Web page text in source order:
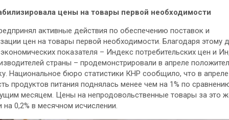
цены на товары первой необходимости
активные действия по обеспечению поставок и
цен на товары первой необходимости. Благодаря этому
показателя – Индекс потребительских цен и
страны – продемонстрировали в апреле
Национальное бюро статистики КНР сообщило, что в апреле
продуктов питания поднялась менее чем на 1% по
месяцем. Цены на непродовольственные товары за это
на 0,2% в месячном исчислении.